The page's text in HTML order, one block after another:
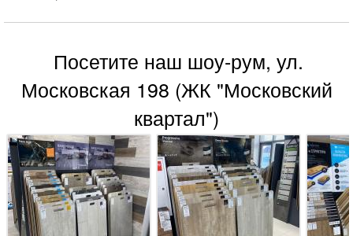
Посетите наш шоу-рум, ул.
Московская 198 (ЖК "Московский
квартал")